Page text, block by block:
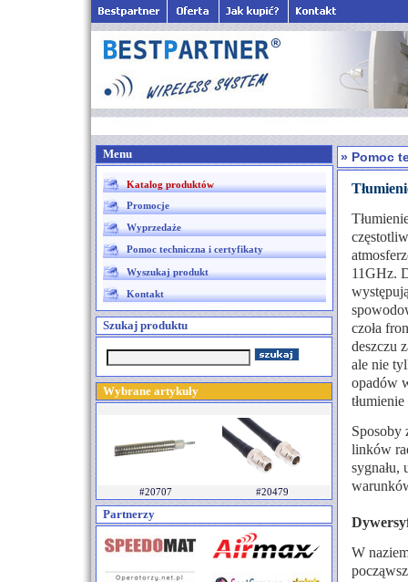
Menu
Katalog produktów
Promocje
Wyprzedaże
Pomoc techniczna i certyfikaty
Wyszukaj produkt
Kontakt
Szukaj produktu
Wybrane artykuły
#20707 #20479
Partnerzy
» Pomoc
11GHz.
czoła
deszczu
ale nie
opadów
tłumienie
Sposoby
linków
sygnału,
W